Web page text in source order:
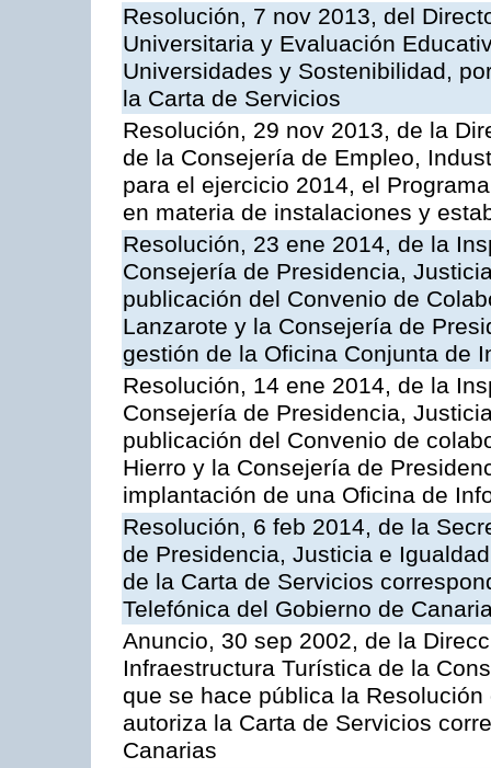
Resolución, 7 nov 2013, del
Universitaria y Evaluación
Universidades y Sostenibilidad,
la Carta de Servicios
Resolución, 29 nov 2013, de la
de la Consejería de Empleo,
para el ejercicio 2014, el
en materia de instalaciones y
Resolución, 23 ene 2014, de la
Consejería de Presidencia,
publicación del Convenio de
Lanzarote y la Consejería de
gestión de la Oficina Conjunta de
Resolución, 14 ene 2014, de la
Consejería de Presidencia,
publicación del Convenio de
Hierro y la Consejería de
implantación de una Oficina de
Resolución, 6 feb 2014, de la
de Presidencia, Justicia e
de la Carta de Servicios
Telefónica del Gobierno de
Anuncio, 30 sep 2002, de la
Infraestructura Turística de la
que se hace pública la
autoriza la Carta de Servicios
Canarias